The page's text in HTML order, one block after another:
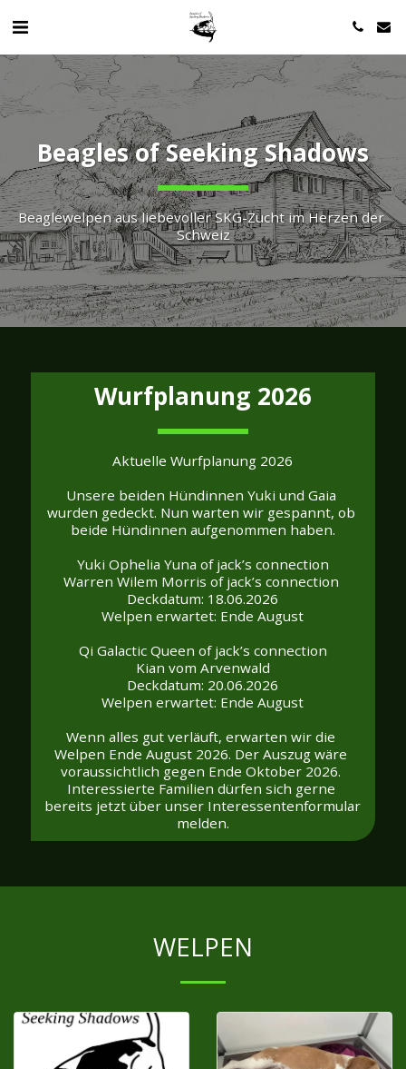
Beagles of Seeking Shadows
Beaglewelpen aus liebevoller SKG-Zucht im Herzen der
Schweiz
Wurfplanung 2026
Aktuelle Wurfplanung 2026
Unsere beiden Hündinnen Yuki und Gaia
wurden gedeckt. Nun warten wir gespannt, ob
beide Hündinnen aufgenommen haben.
Yuki Ophelia Yuna of jack’s connection
Warren Wilem Morris of jack’s connection
Deckdatum: 18.06.2026
Welpen erwartet: Ende August
Qi Galactic Queen of jack’s connection
Kian vom Arvenwald
Deckdatum: 20.06.2026
Welpen erwartet: Ende August
Wenn alles gut verläuft, erwarten wir die
Welpen Ende August 2026. Der Auszug wäre
voraussichtlich gegen Ende Oktober 2026.
Interessierte Familien dürfen sich gerne
bereits jetzt über unser Interessentenformular
melden.
WELPEN